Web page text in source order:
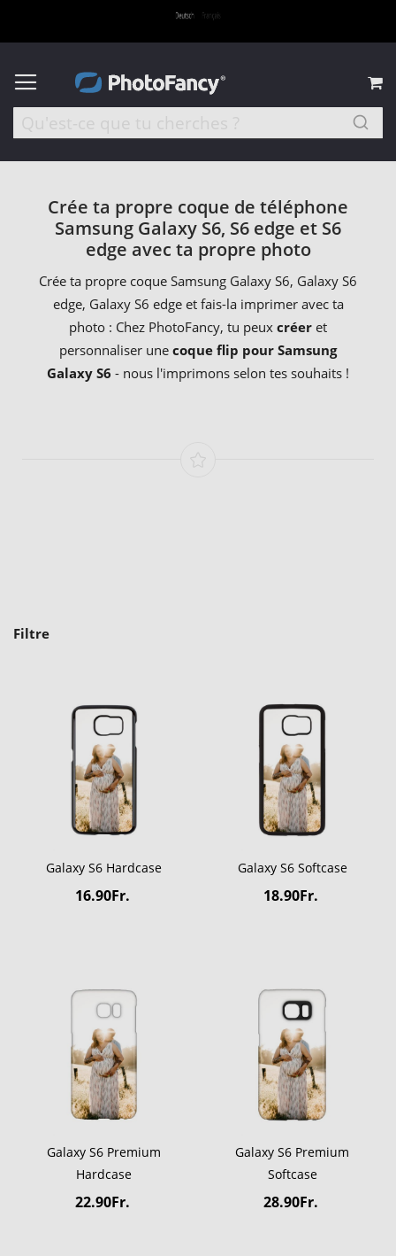
Crée ta propre coque de téléphone
Samsung Galaxy S6, S6 edge et S6
edge avec ta propre photo
Crée ta propre coque Samsung Galaxy S6, Galaxy S6
edge, Galaxy S6 edge et fais-la imprimer avec ta
photo : Chez PhotoFancy, tu peux créer et
personnaliser une coque flip pour Samsung
Galaxy S6 - nous l'imprimons selon tes souhaits !
Filtre
Galaxy S6 Hardcase
16.90Fr.
Galaxy S6 Softcase
18.90Fr.
Galaxy S6 Premium
Hardcase
22.90Fr.
Galaxy S6 Premium
Softcase
28.90Fr.